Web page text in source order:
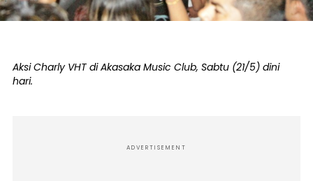
Aksi Charly VHT di Akasaka Music Club, Sabtu (21/5) dini
hari.
ADVERTISEMENT